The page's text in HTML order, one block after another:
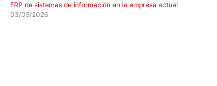
ERP de sistemas de información en la empresa actual
03/05/2026